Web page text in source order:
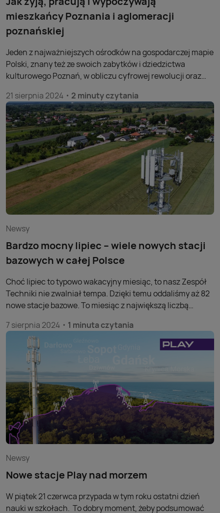
mieszkańcy Poznania i aglomeracji
poznańskiej
Jeden z najważniejszych ośrodków na gospodarczej mapie
Polski, znany też ze swoich zabytków i dziedzictwa
kulturowego Poznań, w obliczu cyfrowej rewolucji oraz
także możliwości. Najnowszy raport operatora
telekomunikacyjnego Play „Połączeni. Co dane
telekomunikacyjne mówią o mieszkańcach 12 polskich
metropolii” pokazuje, jak żyją, pracują oraz wypoczywają
mieszkańcy największych polskich miast.
21 sierpnia 2024 2 minuty czytania
Newsy
Bardzo mocny lipiec – wiele nowych stacji
bazowych w całej Polsce
Choć lipiec to typowo wakacyjny miesiąc, to nasz Zespół
Techniki nie zwalniał tempa. Dzięki temu oddaliśmy aż 82
nowe stacje bazowe. To miesiąc z największą liczbą
7 sierpnia 2024 1 minuta czytania
Newsy
Nowe stacje Play nad morzem
W piątek 21 czerwca przypada w tym roku ostatni dzień
nauki w szkołach. To dobry moment, żeby podsumować